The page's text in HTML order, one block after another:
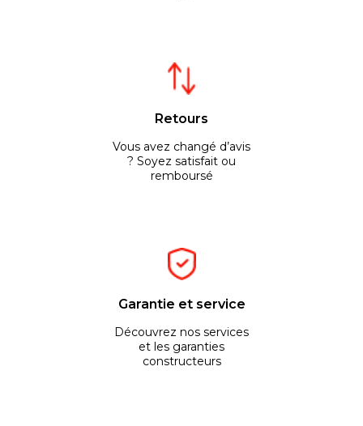
Retours
Vous avez changé d’avis
? Soyez satisfait ou
remboursé
Garantie et service
Découvrez nos services
et les garanties
constructeurs